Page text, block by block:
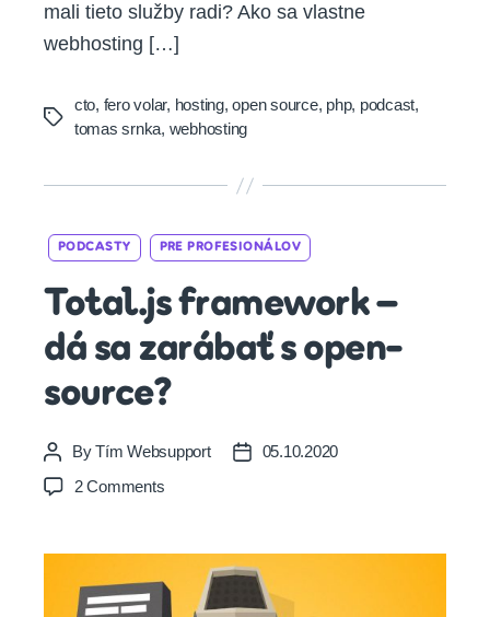
mali tieto služby radi? Ako sa vlastne
webhosting […]
Tags
cto, fero volar, hosting,open source, php, podcast,
tomas srnka, webhosting
Categories
PODCASTY PRE PROFESIONÁLOV
Total.js framework –
dá sa zarábať s open-
source?
Post
author
ByTím Websupport
Post05.10.2020
2 Commentson
–
dá
sa